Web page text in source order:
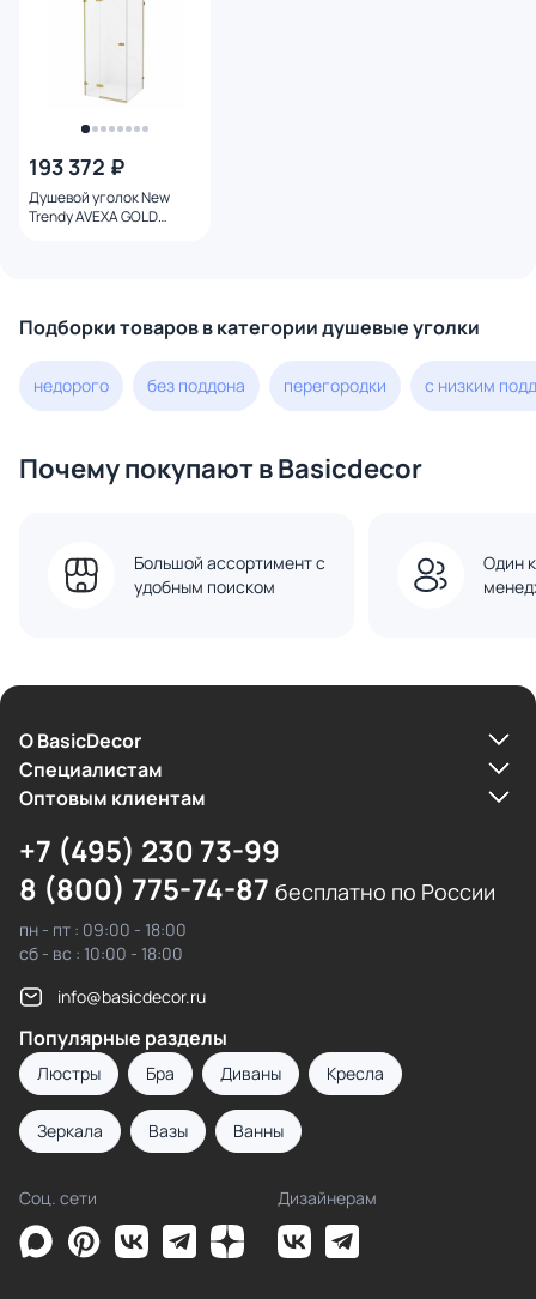
193 372 ₽
Душевой уголок New
Trendy AVEXA GOLD
Подборки товаров в категории душевые уголки
недорого без поддона перегородки с низким
Почему покупают в Basicdecor
Большой ассортимент с
удобным поиском
Один
О BasicDecor
Cпециалистам
Оптовым клиентам
+7 (495) 230 73-99
8 (800) 775-74-87 бесплатно по России
пн - пт : 09:00 - 18:00
сб - вс : 10:00 - 18:00
info@basicdecor.ru
Популярные разделы
Люстры Бра Диваны Кресла
Зеркала Вазы Ванны
Соц. сети Дизайнерам